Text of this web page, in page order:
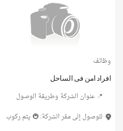
وظائف
افراد امن فى الساحل
📍 عنوان الشركة وطريقة الوصول
للوصول إلى مقر الشركة: 🚇 يتم ركوب